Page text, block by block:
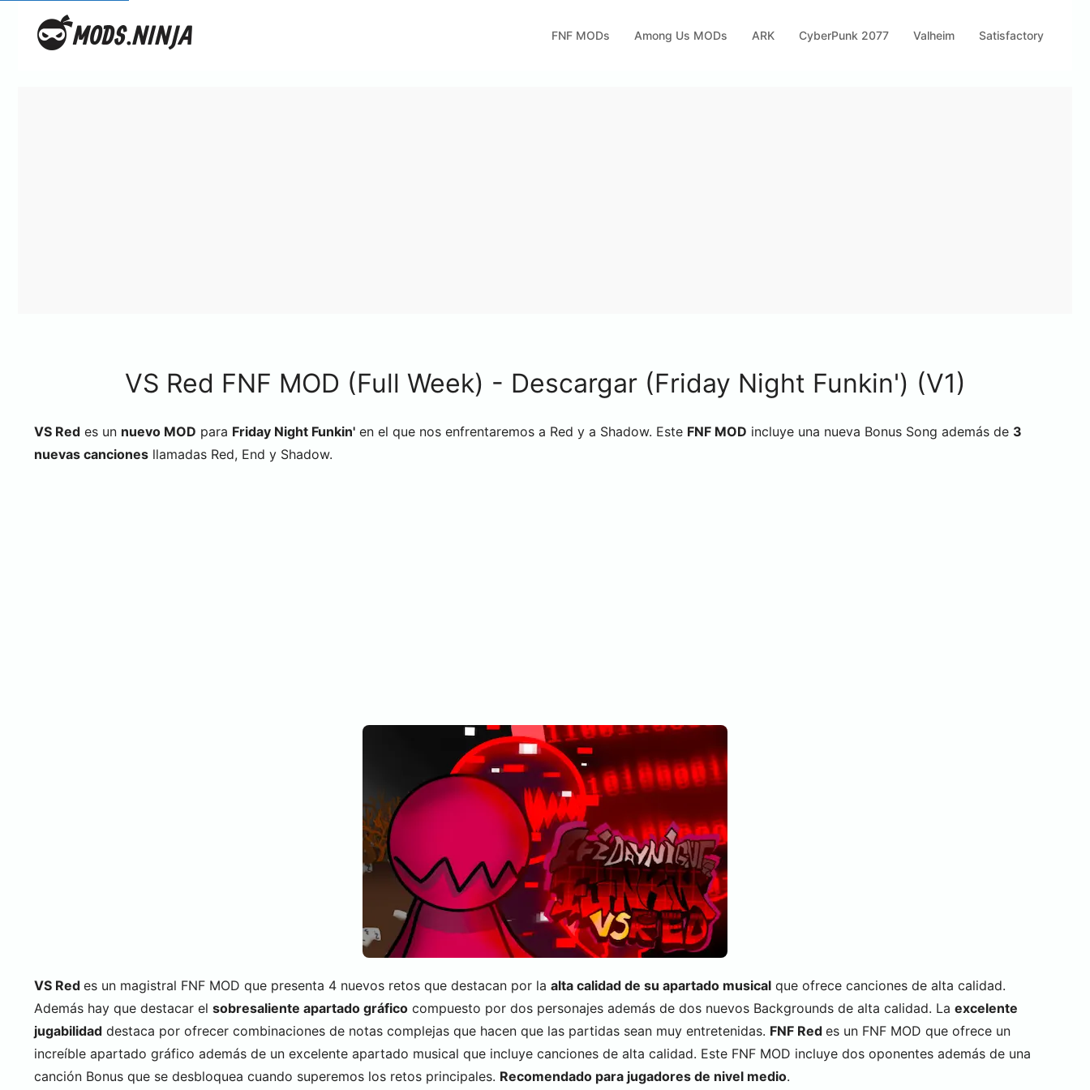
FNF MODs Among Us MODs ARK CyberPunk 2077 Valheim Satisfactory
VS Red FNF MOD (Full Week) - Descargar (Friday Night Funkin') (V1)
VS Red es un nuevo MOD para Friday Night Funkin' en el que nos enfrentaremos a Red y a Shadow. Este FNF MOD incluye una nueva Bonus Song además de 3
nuevas canciones llamadas Red, End y Shadow.
VS Red es un magistral FNF MOD que presenta 4 nuevos retos que destacan por la alta calidad de su apartado musical que ofrece canciones de alta calidad.
Además hay que destacar el sobresaliente apartado gráfico compuesto por dos personajes además de dos nuevos Backgrounds de alta calidad. La excelente
jugabilidad destaca por ofrecer combinaciones de notas complejas que hacen que las partidas sean muy entretenidas. FNF Red es un FNF MOD que ofrece un
increíble apartado gráfico además de un excelente apartado musical que incluye canciones de alta calidad. Este FNF MOD incluye dos oponentes además de una
canción Bonus que se desbloquea cuando superemos los retos principales. Recomendado para jugadores de nivel medio.